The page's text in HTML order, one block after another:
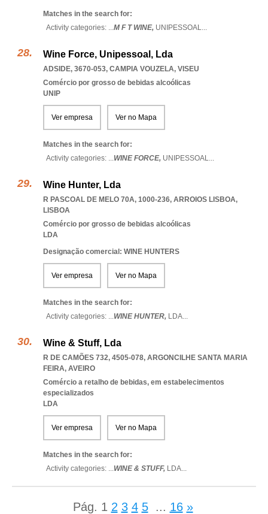
Matches in the search for:
Activity categories: ...M F T WINE, UNIPESSOAL...
Wine Force, Unipessoal, Lda
ADSIDE, 3670-053, CAMPIA VOUZELA, VISEU
Comércio por grosso de bebidas alcoólicas
UNIP
Ver empresa Ver no Mapa
Matches in the search for:
Activity categories: ...WINE FORCE, UNIPESSOAL...
Wine Hunter, Lda
R PASCOAL DE MELO 70A, 1000-236, ARROIOS LISBOA,
LISBOA
Comércio por grosso de bebidas alcoólicas
LDA
Designação comercial: WINE HUNTERS
Ver empresa Ver no Mapa
Matches in the search for:
Activity categories: ...WINE HUNTER, LDA...
Wine & Stuff, Lda
R DE CAMÕES 732, 4505-078, ARGONCILHE SANTA MARIA
FEIRA, AVEIRO
Comércio a retalho de bebidas, em estabelecimentos
especializados
LDA
Ver empresa Ver no Mapa
Matches in the search for:
Activity categories: ...WINE & STUFF, LDA...
Pág. 1 2 3 4 5 ... 16 »